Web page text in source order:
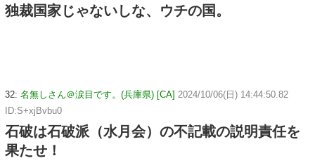
独裁国家じゃないしな、ウチの国。
32: 名無しさん＠涙目です。(兵庫県) [CA] 2024/10/06(日) 14:44:50.82
ID:S+xjBvbu0
石破は石破派（水月会）の不記載の説明責任を
果たせ！